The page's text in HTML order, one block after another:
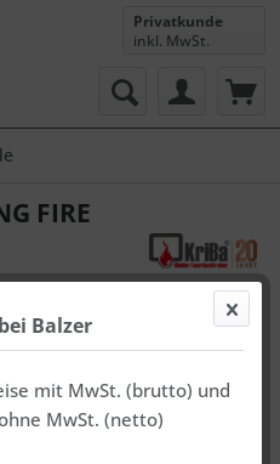
Privatkunde
inkl. MwSt.
FIRE
Balzer
mit MwSt. (brutto) und
MwSt. (netto)